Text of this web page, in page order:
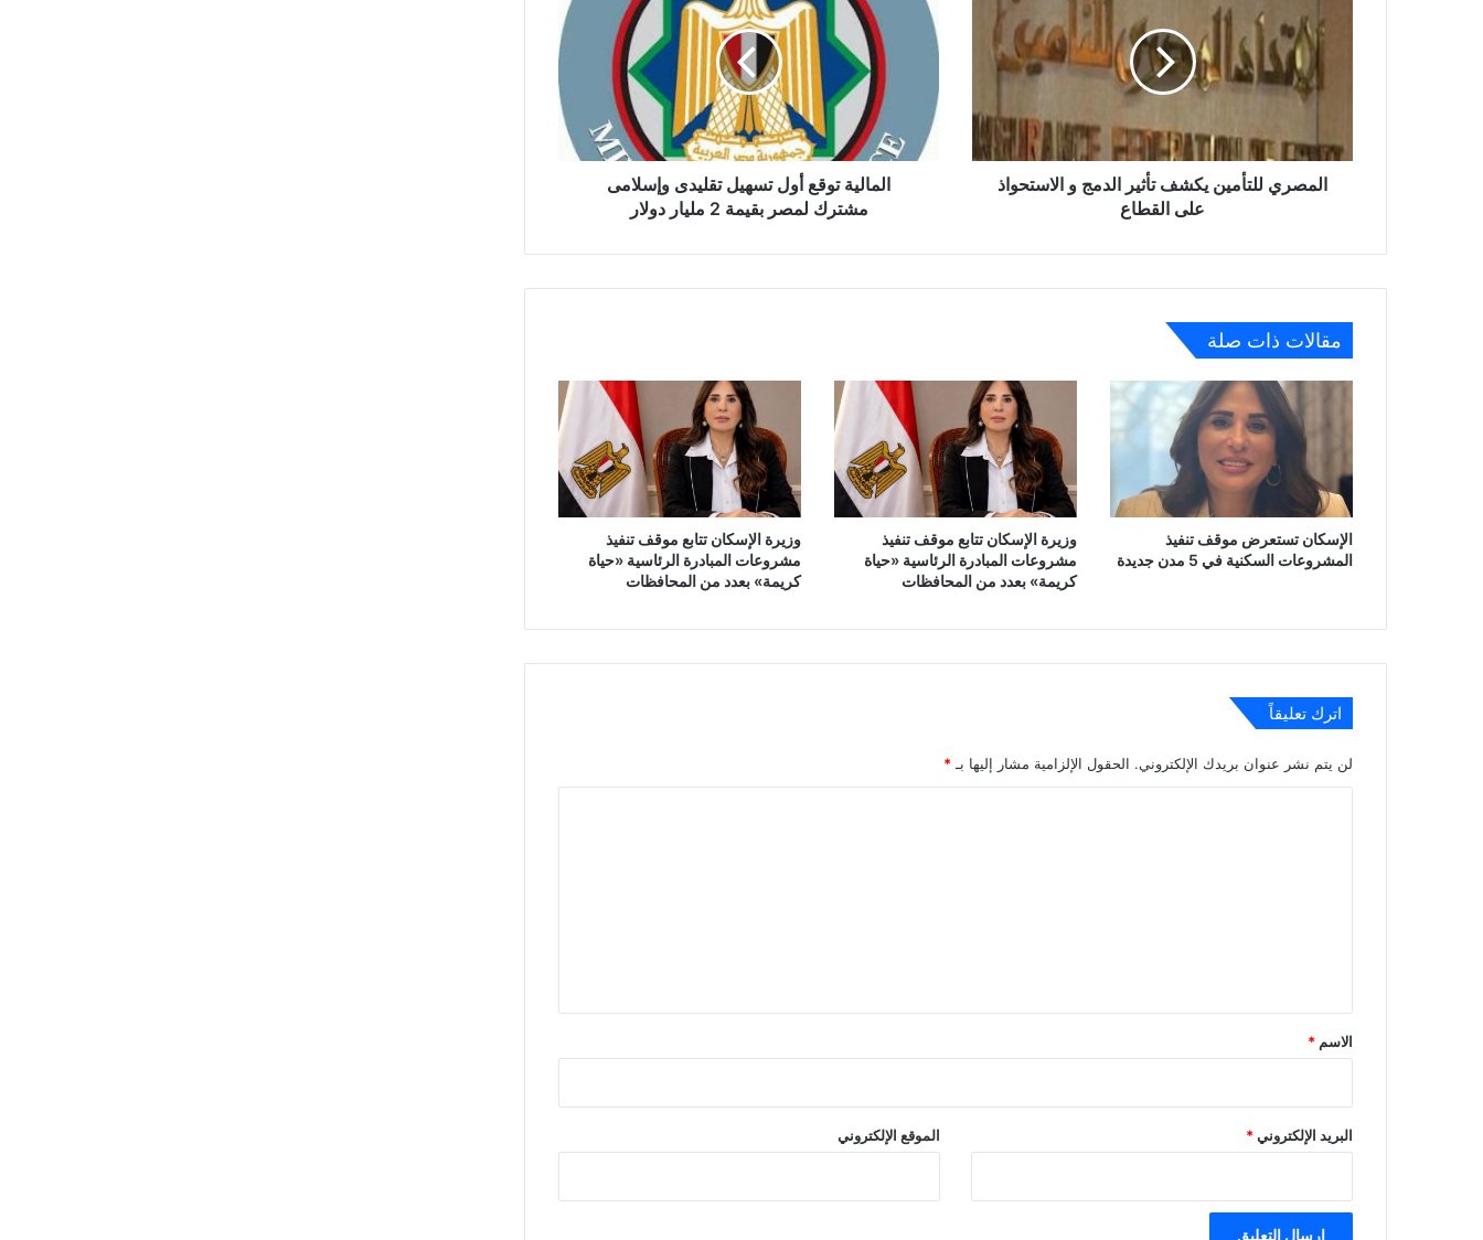
يكشف
القطاع
المصري للتأمين يكشف تأثير الدمج و الاستحواذ
على القطاع
أول
تسهيل
وإسلامى
مشترك
لمصر
بقيمة
المالية توقع أول تسهيل تقليدى وإسلامى
مشترك لمصر بقيمة 2 مليار دولار
مقالات ذات صلة
الإسكان تستعرض موقف تنفيذ
المشروعات السكنية في 5 مدن جديدة
وزيرة الإسكان تتابع موقف تنفيذ
مشروعات المبادرة الرئاسية «حياة
كريمة» بعدد من المحافظات
وزيرة الإسكان تتابع موقف تنفيذ
مشروعات المبادرة الرئاسية «حياة
كريمة» بعدد من المحافظات
اترك تعليقاً
لن يتم نشر عنوان بريدك الإلكتروني. الحقول الإلزامية مشار إليها بـ *
*
الاسم *
البريد الإلكتروني* الموقع الإلكتروني